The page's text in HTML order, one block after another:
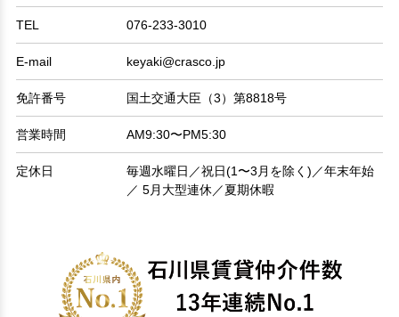
TEL 076-233-3010
E-mail keyaki@crasco.jp
免許番号 国土交通大臣（3）第8818号
営業時間 AM9:30〜PM5:30
定休日
毎週水曜日／祝日(1〜3月を除く)／年末年始
／ 5月大型連休／夏期休暇